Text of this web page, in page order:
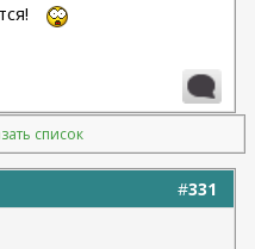
список
#331